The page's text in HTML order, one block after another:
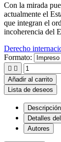
Con la mirada
actualmente el
que integran el
incoherencia del
Derecho
Formato:
 
Añadir al carrito
Lista de deseos
Descripción
Detalles
Autores